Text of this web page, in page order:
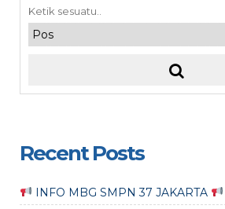
Recent Posts
INFO MBG SMPN 37 JAKARTA